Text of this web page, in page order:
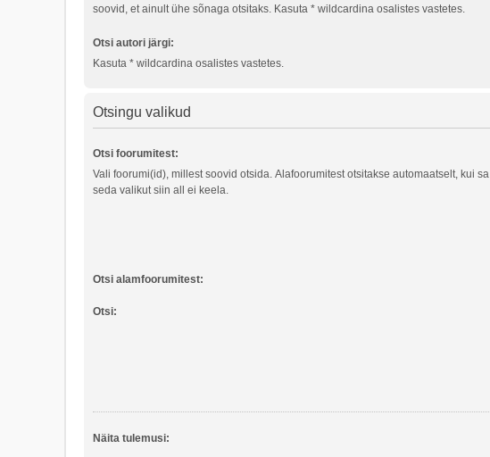
soovid, et ainult ühe sõnaga otsitaks. Kasuta * wildcardina osalistes vastetes.
Otsi autori järgi:
Kasuta * wildcardina osalistes vastetes.
Otsingu valikud
Otsi foorumitest:
Vali foorumi(id), millest soovid otsida. Alafoorumitest otsitakse automaatselt, kui sa
seda valikut siin all ei keela.
Otsi alamfoorumitest:
Otsi:
Näita tulemusi: